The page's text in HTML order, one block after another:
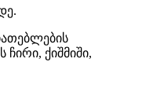
ქიშმიში,